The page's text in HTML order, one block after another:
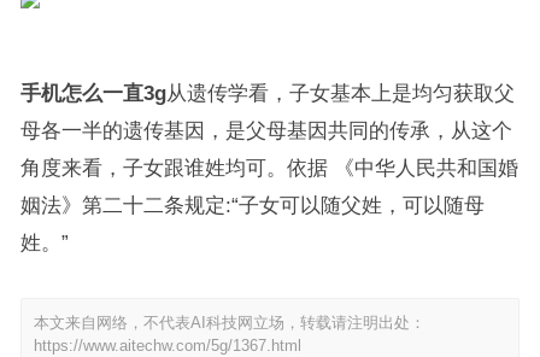
手机怎么一直3g从遗传学看，子女基本上是均匀获取父
母各一半的遗传基因，是父母基因共同的传承，从这个
角度来看，子女跟谁姓均可。依据 《中华人民共和国婚
姻法》第二十二条规定:“子女可以随父姓，可以随母
姓。”
本文来自网络，不代表AI科技网立场，转载请注明出处：
https://www.aitechw.com/5g/1367.html